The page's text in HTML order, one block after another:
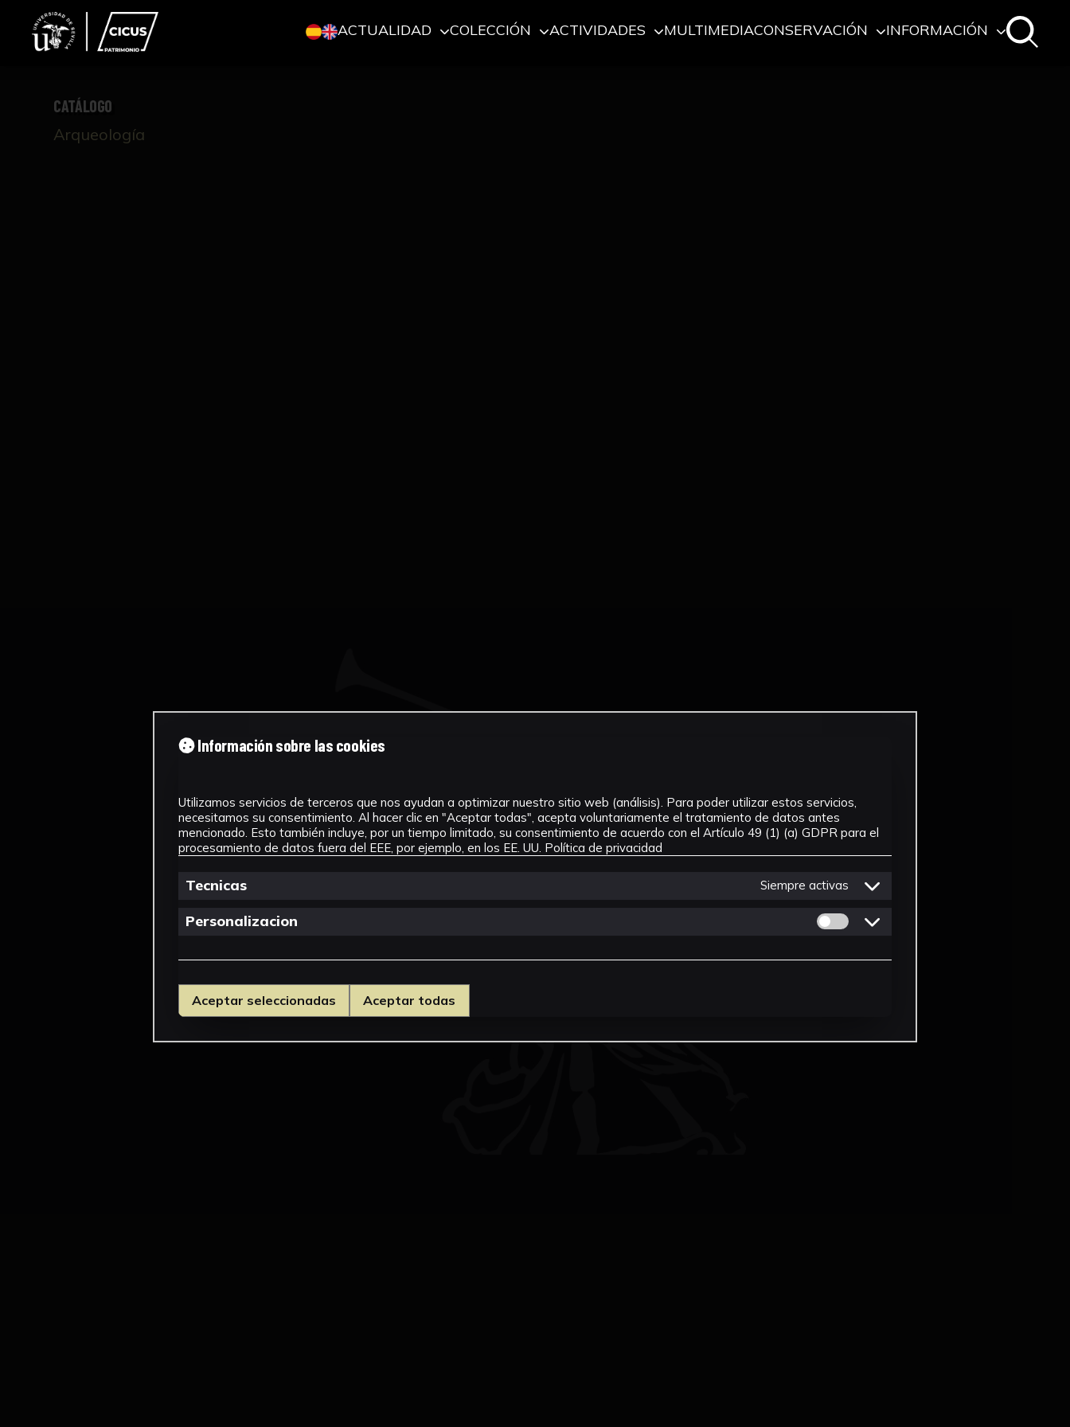
ACTUALIDAD COLECCIÓN ACTIVIDADES MULTIMEDIACONSERVACIÓN INFORMACIÓN
CATÁLOGO
Arqueología
Información sobre las cookies
Utilizamos servicios de terceros que nos ayudan a optimizar nuestro sitio web (análisis). Para poder utilizar estos servicios,
necesitamos su consentimiento. Al hacer clic en "Aceptar todas", acepta voluntariamente el tratamiento de datos antes
mencionado. Esto también incluye, por un tiempo limitado, su consentimiento de acuerdo con el Artículo 49 (1) (a) GDPR para el
procesamiento de datos fuera del EEE, por ejemplo, en los EE. UU. Política de privacidad
Tecnicas Siempre activas
Personalizacion Permitir cookies de Personalizacion
Aceptar seleccionadas Aceptar todas